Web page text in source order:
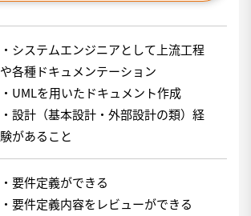
・システムエンジニアとして上流工程
や各種ドキュメンテーション
・UMLを用いたドキュメント作成
・設計（基本設計・外部設計の類）経
験があること
・要件定義ができる
・要件定義内容をレビューができる